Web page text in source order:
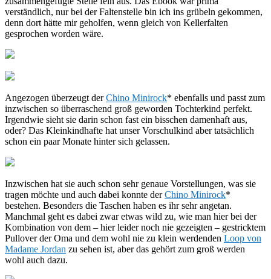
verständlich, nur bei der Faltenstelle bin ich ins grübeln gekommen,
denn dort hätte mir geholfen, wenn gleich von Kellerfalten
gesprochen worden wäre.
Angezogen überzeugt derChino Minirock* ebenfalls und passt zum
inzwischen so überraschend groß geworden Tochterkind perfekt.
Irgendwie sieht sie darin schon fast ein bisschen damenhaft aus,
oder? Das Kleinkindhafte hat unser Vorschulkind aber tatsächlich
schon ein paar Monate hinter sich gelassen.
Inzwischen hat sie auch schon sehr genaue Vorstellungen, was sie
tragen möchte und auch dabei konnte derChino Minirock*
bestehen. Besonders die Taschen haben es ihr sehr angetan.
Manchmal geht es dabei zwar etwas wild zu, wie man hier bei der
Kombination von dem – hier leider noch nie gezeigten – gestricktem
Pullover der Oma und dem wohl nie zu klein werdenden Loop von
Madame Jordan zu sehen ist, aber das gehört zum groß werden
wohl auch dazu.